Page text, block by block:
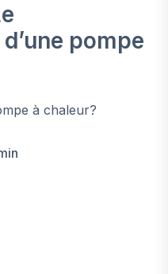
pompe
à chaleur?